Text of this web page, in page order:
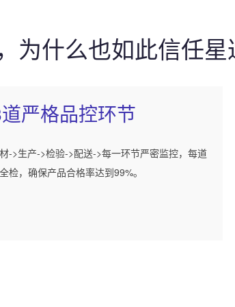
为什么也如此信任星
严格品控环节
->生产->检验->配送->每一环节严密监控，每道
检，确保产品合格率达到99%。